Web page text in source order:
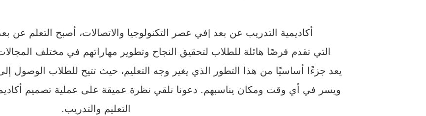
أكاديمية التدريب عن بعد |في عصر التكنولوجيا والاتصالات، أصبح التعلم عن
التي تقدم فرصًا هائلة للطلاب لتحقيق النجاح وتطوير مهاراتهم في مختلف
يعد جزءًا أساسيًا من هذا التطور الذي يغير وجه التعليم، حيث تتيح للطلاب الوصول
ويسر في أي وقت ومكان يناسبهم. دعونا نلقي نظرة عميقة على عملية تصميم
التعليم والتدريب.